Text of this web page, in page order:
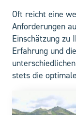
Oft reicht eine
Anforderungen
Einschätzung zu
Erfahrung und
stets die